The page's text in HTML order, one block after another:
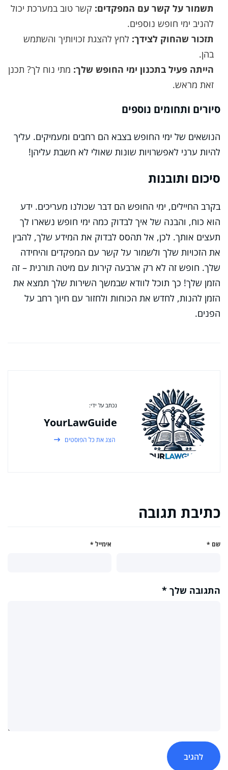
תשמור על קשר עם המפקדים: קשר טוב במערכת יכול
להניב ימי חופש נוספים.
תזכור שהחוק לצידך: לחץ להצגת זכויותיך והשתמש
בהן.
הייתה פעיל בתכנון ימי החופש שלך: מתי נוח לך? תכנן
זאת מראש.
סיורים ותחומים נוספים
הנושאים של ימי החופש בצבא הם רחבים ומעמיקים. עליך
להיות ערני לאפשרויות שונות שאולי לא חשבת עליהן!
סיכום ותובנות
בקרב החיילים, ימי החופש הם דבר שכולנו מעריכים. ידע
הוא כוח, והבנה של איך לבדוק כמה ימי חופש נשארו לך
תעצים אותך. לכן, אל תהסס לבדוק את המידע שלך, להבין
את הזכויות שלך ולשמור על קשר עם המפקדים והיחידה
שלך. חופש זה לא רק ארבעה קירות עם מיטה תורנית – זה
הזמן שלך! כך תוכל לוודא שבמשך השירות שלך תמצא את
הזמן להנות, לחדש את הכוחות ולחזור עם חיוך רחב על
הפנים.
נכתב על ידי:
YourLawGuide
הצג את כל הפוסטים
כתיבת תגובה
שם * אימייל *
התגובה שלך *